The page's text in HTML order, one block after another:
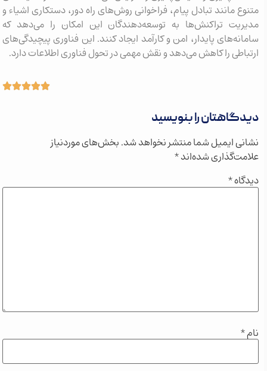
متنوع مانند تبادل پیام، فراخوانی روش‌های راه دور، دستکاری اشیاء و
مدیریت تراکنش‌ها به توسعه‌دهندگان این امکان را می‌دهد که
سامانه‌های پایدار، امن و کارآمد ایجاد کنند. این فناوری پیچیدگی‌های
ارتباطی را کاهش می‌دهد و نقش مهمی در تحول فناوری اطلاعات دارد.
دیدگاهتان را بنویسید
نشانی ایمیل شما منتشر نخواهد شد.بخش‌های موردنیاز
علامت‌گذاری شده‌اند*
دیدگاه*
نام*